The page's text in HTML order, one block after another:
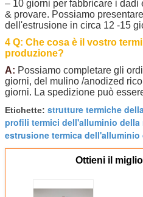
– 10 giorni per fabbricare i
& provare. Possiamo
dell'estrusione in circa 12 -15
4 Q: Che cosa è il vostro
produzione?
A: Possiamo completare gli
giorni, del mulino /anodized
giorni. La spedizione può
Etichette: strutture termiche
profili termici dell'alluminio della
estrusione termica dell'alluminio
Ottieni il